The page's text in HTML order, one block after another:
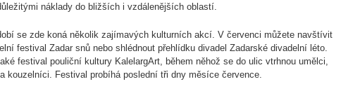
náklady do bližších i vzdálenějších oblastí.
se zde koná několik zajímavých kulturních akcí. V červenci můžete navštívit
festival Zadar snů nebo shlédnout přehlídku divadel Zadarské divadelní léto.
festival pouliční kultury KalelargArt, během něhož se do ulic vtrhnou umělci,
kouzelníci. Festival probíhá poslední tři dny měsíce července.